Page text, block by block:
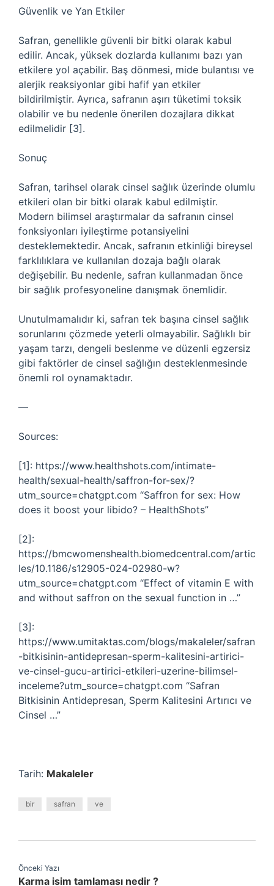
Güvenlik ve Yan Etkiler
Safran, genellikle güvenli bir bitki olarak kabul
edilir. Ancak, yüksek dozlarda kullanımı bazı yan
etkilere yol açabilir. Baş dönmesi, mide bulantısı ve
alerjik reaksiyonlar gibi hafif yan etkiler
bildirilmiştir. Ayrıca, safranın aşırı tüketimi toksik
olabilir ve bu nedenle önerilen dozajlara dikkat
edilmelidir [3].
Sonuç
Safran, tarihsel olarak cinsel sağlık üzerinde olumlu
etkileri olan bir bitki olarak kabul edilmiştir.
Modern bilimsel araştırmalar da safranın cinsel
fonksiyonları iyileştirme potansiyelini
desteklemektedir. Ancak, safranın etkinliği bireysel
farklılıklara ve kullanılan dozaja bağlı olarak
değişebilir. Bu nedenle, safran kullanmadan önce
bir sağlık profesyoneline danışmak önemlidir.
Unutulmamalıdır ki, safran tek başına cinsel sağlık
sorunlarını çözmede yeterli olmayabilir. Sağlıklı bir
yaşam tarzı, dengeli beslenme ve düzenli egzersiz
gibi faktörler de cinsel sağlığın desteklenmesinde
önemli rol oynamaktadır.
—
Sources:
[1]: https://www.healthshots.com/intimate-
health/sexual-health/saffron-for-sex/?
utm_source=chatgpt.com “Saffron for sex: How
does it boost your libido? – HealthShots”
[2]:
https://bmcwomenshealth.biomedcentral.com/artic
les/10.1186/s12905-024-02980-w?
utm_source=chatgpt.com “Effect of vitamin E with
and without saffron on the sexual function in …”
[3]:
https://www.umitaktas.com/blogs/makaleler/safran
-bitkisinin-antidepresan-sperm-kalitesini-artirici-
ve-cinsel-gucu-artirici-etkileri-uzerine-bilimsel-
inceleme?utm_source=chatgpt.com “Safran
Bitkisinin Antidepresan, Sperm Kalitesini Artırıcı ve
Cinsel …”
Tarih: Makaleler
bir safran ve
Önceki Yazı
Karma isim tamlaması nedir ?